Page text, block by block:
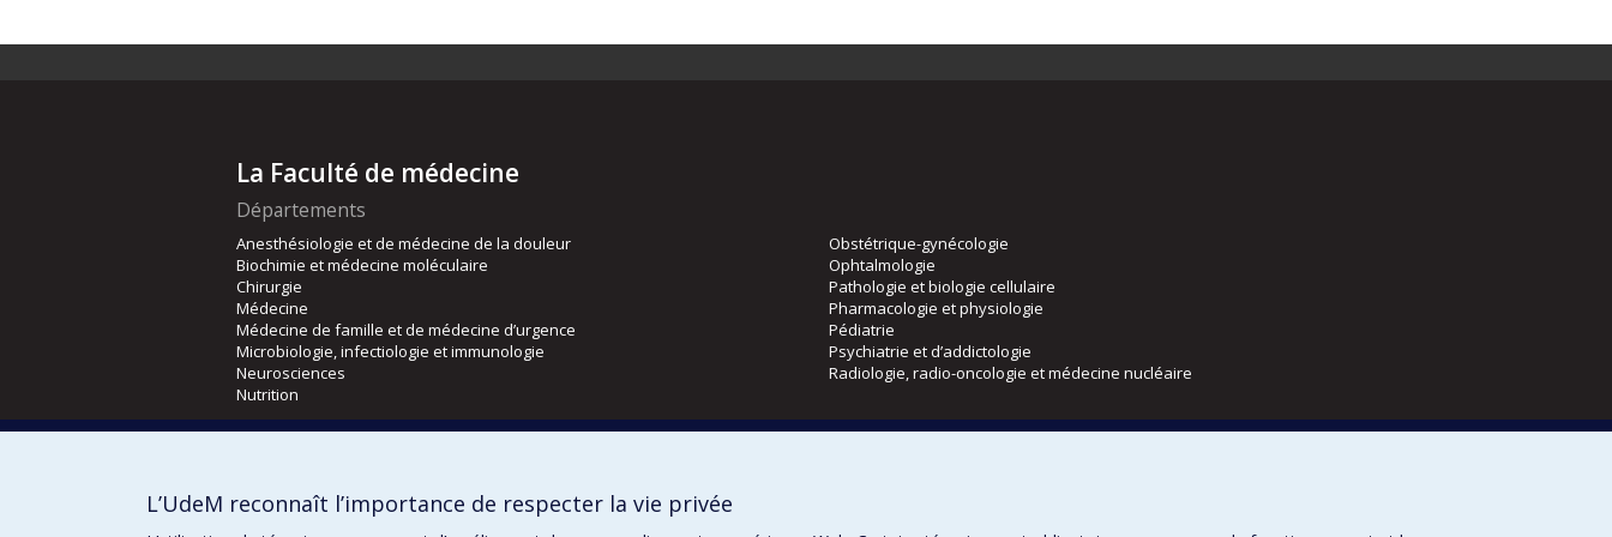
La Faculté de médecine
Départements
Anesthésiologie et de médecine de la douleur
Biochimie et médecine moléculaire
Chirurgie
Médecine
Médecine de famille et de médecine d’urgence
Microbiologie, infectiologie et immunologie
Neurosciences
Nutrition
Obstétrique-gynécologie
Ophtalmologie
Pathologie et biologie cellulaire
Pharmacologie et physiologie
Pédiatrie
Psychiatrie et d’addictologie
Radiologie, radio-oncologie et médecine nucléaire
Orthophonie et audiologie
L’UdeM reconnaît l’importance de respecter la vie privée